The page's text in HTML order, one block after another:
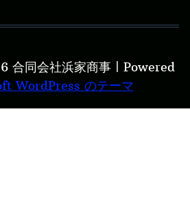
同会社浜家商事 | Powered
WordPress のテーマ